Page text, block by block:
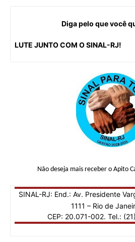
Diga pelo que você
LUTE JUNTO COM O SINAL-RJ!
Não deseja mais receber o Apito
SINAL-RJ: End.: Av. Presidente
1111 – Rio de
CEP: 20.071-002. Tel.: